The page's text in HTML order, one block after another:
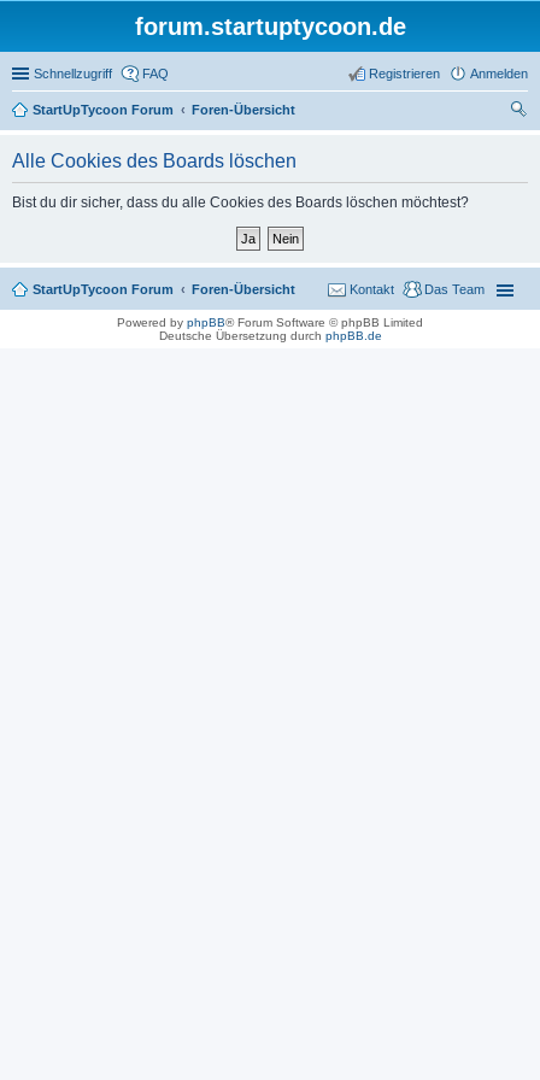
forum.startuptycoon.de
Schnellzugriff FAQ Anmelden
Registrieren
StartUpTycoon Forum
Foren-Übersicht
Alle Cookies des Boards löschen
Bist du dir sicher, dass du alle Cookies des Boards löschen möchtest?
StartUpTycoon Forum Foren-Übersicht Das Team
Kontakt
Powered by phpBB® Forum Software © phpBB Limited
Deutsche Übersetzung durch phpBB.de